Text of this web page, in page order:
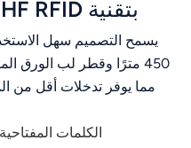
Polski
แบบไทย
Tiếng Việt
Indonesia
لتتبع أصول
يسمح التصميم سهل
مما يوفر تدخلات أقل من
الاختيارية، مما يجعلها
الكلمات